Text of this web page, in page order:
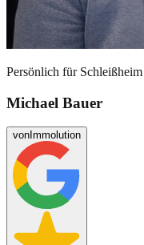
Persönlich für Schleißheim
Michael Bauer
von Immolution